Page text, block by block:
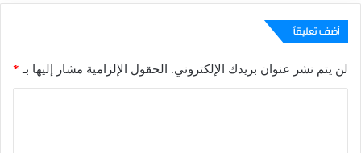
أضف تعليقاً
لن يتم نشر عنوان بريدك الإلكتروني. الحقول الإلزامية مشار إليها بـ *